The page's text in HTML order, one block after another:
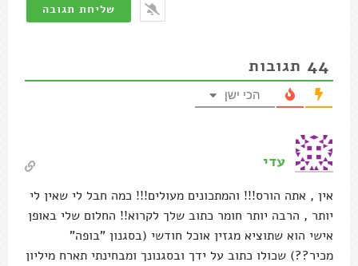
44 תגובות
הכי ישן
עדי
אין , אתה הורס!!! והמתכונים מעולים!!! כמה חבל לי שאין לי
יותר , הרבה יותר חומר כתוב שלך לקרוא!! החלום שלי באופן
אישי הוא שתוציא מגזין אוכל חודשי (בסגנון "בופה"
מכיר??) שכולו כתוב על ידך ובסגנונך ומבחינתי תארח מיליון